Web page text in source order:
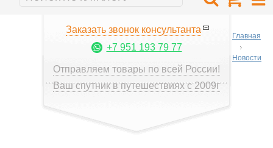
Заказать звонок консультанта
+7 951 193 79 77
Отправляем товары по всей России!
Ваш спутник в путешествиях с 2009г
Главная
Новости